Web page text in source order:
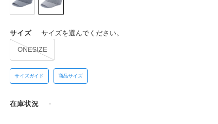
サイズ サイズを選んでください。
ONESIZE
サイズガイド 商品サイズ
在庫状況 -